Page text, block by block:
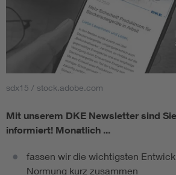
sdx15 / stock.adobe.com
Mit unserem DKE Newsletter sind
informiert! Monatlich ...
fassen wir die wichtigsten
Normung kurz zusammen